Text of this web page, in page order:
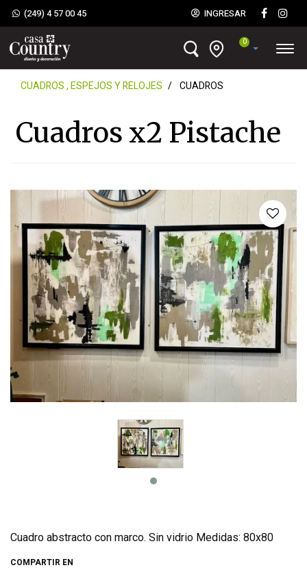
(249) 4 57 00 45 INGRESAR
0
CUADROS , ESPEJOS Y RELOJES CUADROS
Cuadros x2 Pistache
Cuadro abstracto con marco. Sin vidrio Medidas: 80x80
COMPARTIR EN